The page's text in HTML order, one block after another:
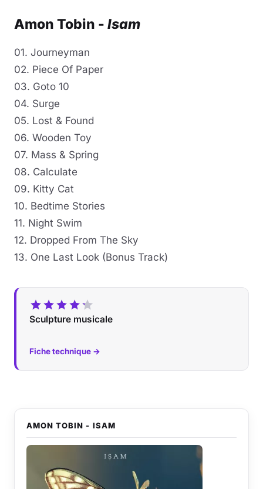
Amon Tobin - Isam
01. Journeyman
02. Piece Of Paper
03. Goto 10
04. Surge
05. Lost & Found
06. Wooden Toy
07. Mass & Spring
08. Calculate
09. Kitty Cat
10. Bedtime Stories
11. Night Swim
12. Dropped From The Sky
13. One Last Look (Bonus Track)
Sculpture musicale
Fiche technique →
AMON TOBIN - ISAM